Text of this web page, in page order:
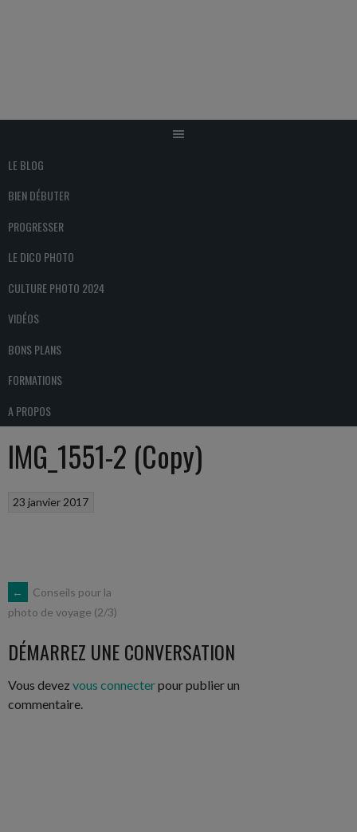
LE BLOG
BIEN DÉBUTER
PROGRESSER
LE DICO PHOTO
CULTURE PHOTO 2024
VIDÉOS
BONS PLANS
FORMATIONS
A PROPOS
IMG_1551-2 (Copy)
23 janvier 2017
NAVIGATION
DES
ARTICLES
←
Conseils pour la
photo de voyage (2/3)
DÉMARREZ UNE CONVERSATION
Vous devez vous connecterpour publier un
commentaire.